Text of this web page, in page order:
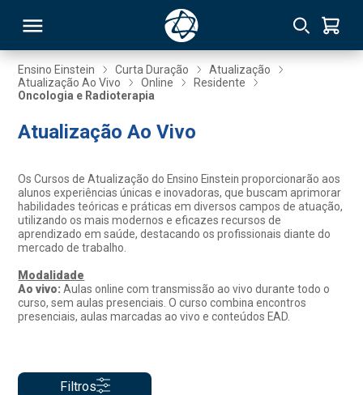
Ensino Einstein Curta Duração
Atualização
Atualização Ao Vivo
Online
Residente
Oncologia e Radioterapia
Atualização Ao Vivo
Os Cursos de Atualização do Ensino Einstein proporcionarão aos
alunos experiências únicas e inovadoras, que buscam aprimorar
habilidades teóricas e práticas em diversos campos de atuação,
utilizando os mais modernos e eficazes recursos de
aprendizado em saúde, destacando os profissionais diante do
mercado de trabalho.
Modalidade
Ao vivo:Aulas online com transmissão ao vivo durante todo o
curso, sem aulas presenciais. O curso combina encontros
presenciais, aulas marcadas ao vivo e conteúdos EAD.
Filtros